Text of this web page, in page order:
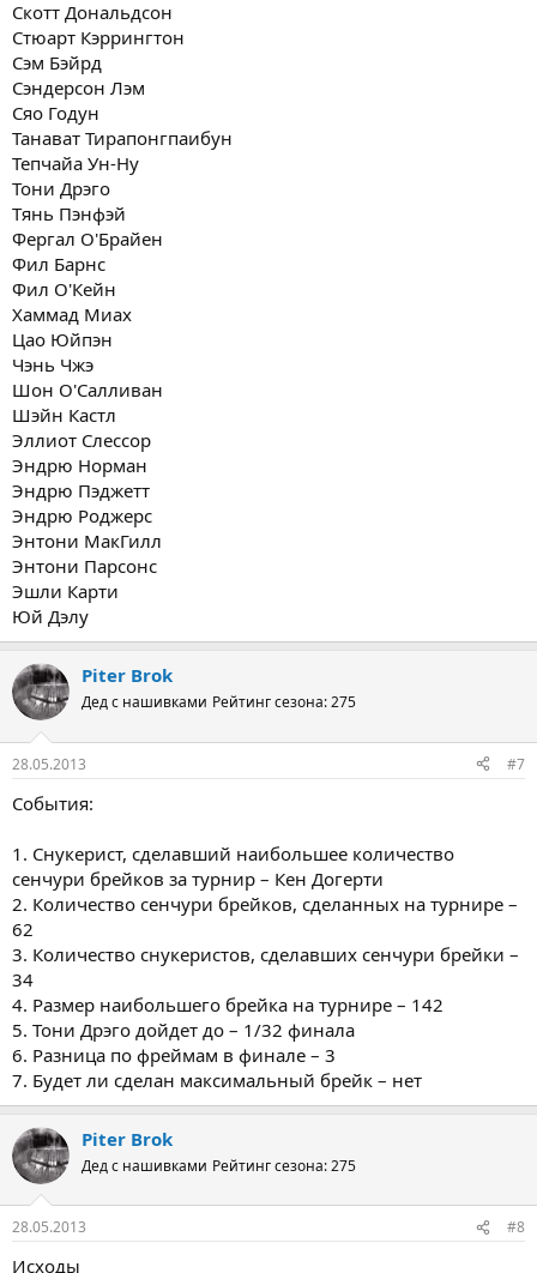
Скотт Дональдсон
Стюарт Кэррингтон
Сэм Бэйрд
Сэндерсон Лэм
Сяо Годун
Танават Тирапонгпаибун
Тепчайа Ун-Ну
Тони Дрэго
Тянь Пэнфэй
Фергал О'Брайен
Фил Барнс
Фил О'Кейн
Хаммад Миах
Цао Юйпэн
Чэнь Чжэ
Шон О'Салливан
Шэйн Кастл
Эллиот Слессор
Эндрю Норман
Эндрю Пэджетт
Эндрю Роджерс
Энтони МакГилл
Энтони Парсонс
Эшли Карти
Юй Дэлу
Piter Brok
Дед с нашивками Рейтинг сезона: 275
28.05.2013 #7
События:
1. Снукерист, сделавший наибольшее количество
сенчури брейков за турнир – Кен Догерти
2. Количество сенчури брейков, сделанных на турнире –
62
3. Количество снукеристов, сделавших сенчури брейки –
34
4. Размер наибольшего брейка на турнире – 142
5. Тони Дрэго дойдет до – 1/32 финала
6. Разница по фреймам в финале – 3
7. Будет ли сделан максимальный брейк – нет
Piter Brok
Дед с нашивками Рейтинг сезона: 275
28.05.2013 #8
Исходы